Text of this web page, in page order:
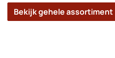
Bekijk gehele assortiment